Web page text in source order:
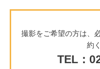
撮影をご希望の方は、
約
TEL：